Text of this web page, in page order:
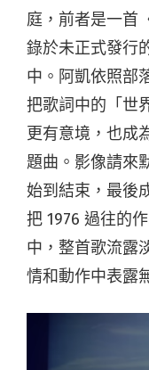
庭，前者是一首
錄於未正式發行
中。阿凱依照部
把歌詞中的「世
更有意境，也成
題曲。影像請來
始到結束，最後
把 1976 過往的
中，整首歌流露
情和動作中表露